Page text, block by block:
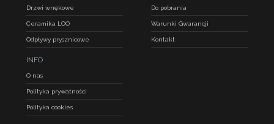
Drzwi wnękowe
Ceramika LOO
Odpływy prysznicowe
Do pobrania
Warunki Gwarancji
Kontakt
INFO
O nas
Polityka prywatności
Polityka cookies